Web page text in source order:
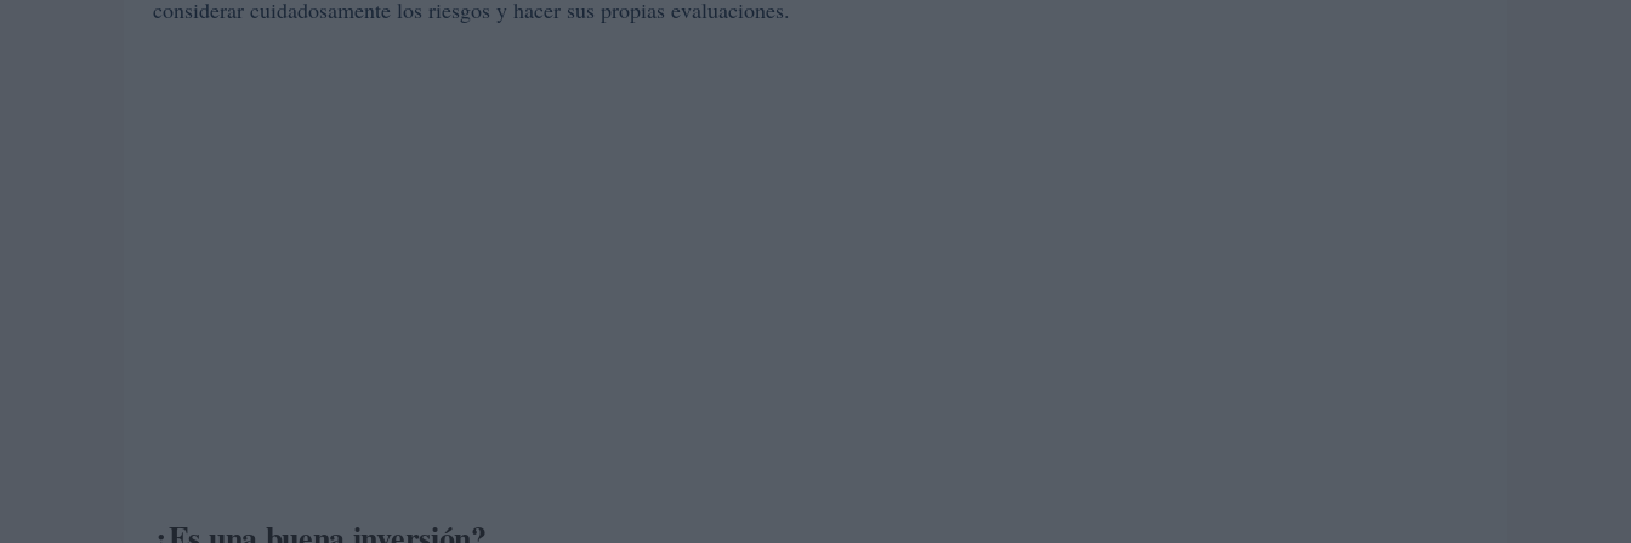
considerar cuidadosamente los riesgos y hacer sus propias evaluaciones.